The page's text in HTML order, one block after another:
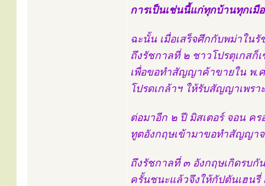
การเป็นเช่นนี้แก่ทุกบ้านทุกเมื
ฉะนั้น เมื่อเสร็จศึกกับพม่าใน
ถึงรัชกาลที่ ๒ ชาวโปรตุเกสก็เ
เพื่อขอทำสัญญาค้าขายใน พ.
โปรดเกล้าฯ ให้รับสัญญาเพร
ต่อมาอีก ๒ ปี มิสเตอร์ จอน คร
ทูตอังกฤษเข้ามาขอทำสัญญา
ถึงรัชกาลที่ ๓ อังกฤษเกิดรบกั
ครั้นชนะแล้วจึงให้กัปตันเฮนรี่